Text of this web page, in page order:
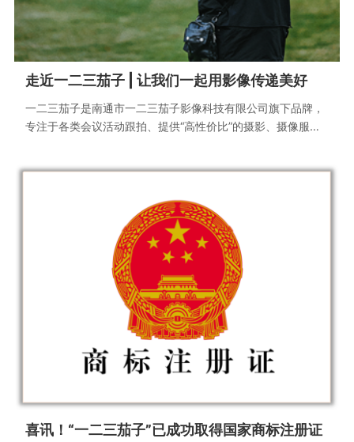
走近一二三茄子 | 让我们一起用影像传递美好
一二三茄子是南通市一二三茄子影像科技有限公司旗下品牌，
专注于各类会议活动跟拍、提供“高性价比”的摄影、摄像服
喜讯！“一二三茄子”已成功取得国家商标注册证